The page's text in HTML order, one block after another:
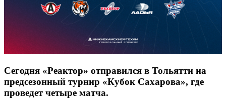
Сегодня «Реактор» отправился в Тольятти на
предсезонный турнир «Кубок Сахарова», где
проведет четыре матча.